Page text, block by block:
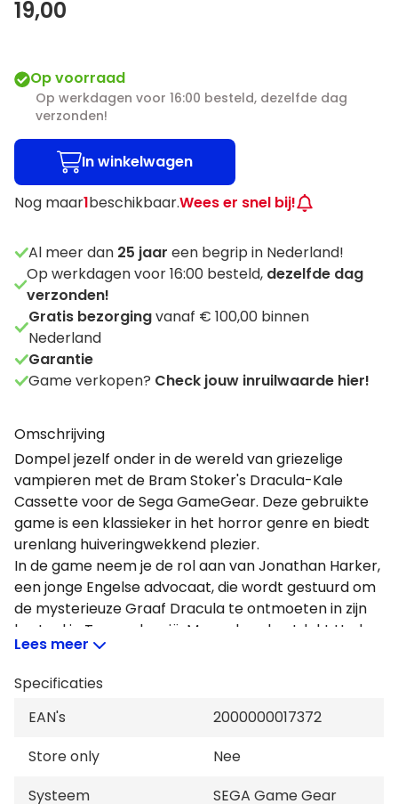
19,00
Op voorraad
Op werkdagen voor 16:00 besteld, dezelfde dag
verzonden!
In winkelwagen
Nog maar1beschikbaar.Wees er snel bij!
Al meer dan 25 jaar een begrip in Nederland!
Op werkdagen voor 16:00 besteld, dezelfde dag
verzonden!
Gratis bezorgingvanaf € 100,00 binnen
Nederland
Garantie
Game verkopen? Check jouw inruilwaarde hier!
Omschrijving
Dompel jezelf onder in de wereld van griezelige
vampieren met de Bram Stoker's Dracula-Kale
Cassette voor de Sega GameGear. Deze gebruikte
game is een klassieker in het horror genre en biedt
urenlang huiveringwekkend plezier.
In de game neem je de rol aan van Jonathan Harker,
een jonge Engelse advocaat, die wordt gestuurd om
de mysterieuze Graaf Dracula te ontmoeten in zijn
kasteel in Transsylvanië. Maar al snel ontdekt Harker
dat hij gevangen zit en dat Dracula van plan is om
naar Engeland te reizen om nieuwe bloedlijnen te
verspreiden.
De game volgt het originele verhaal van Bram
verschillende levels en uitdagingen. Met zijn
Lees meer
Specificaties
EAN's
2000000017372
Store only
Nee
Systeem
SEGA Game Gear